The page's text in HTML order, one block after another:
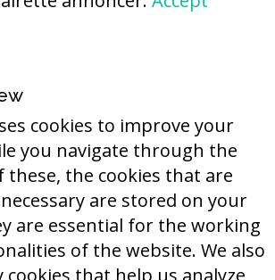
cookies to improve your
you navigate through the
these, the cookies that are
are stored on your
are essential for the working
of the website. We also
that help us analyze